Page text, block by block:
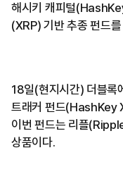
해시키 캐피털
(XRP) 기반 추종 펀드
18일(현지시간) 더블록
트래커 펀드(HashKey
이번 펀드는 리플
상품이다.